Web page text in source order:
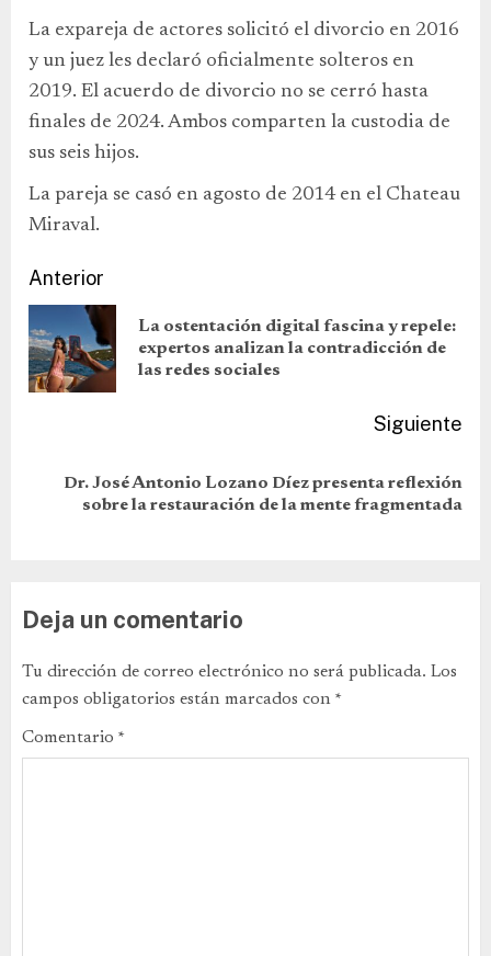
La expareja de actores solicitó el divorcio en 2016
y un juez les declaró oficialmente solteros en
2019. El acuerdo de divorcio no se cerró hasta
finales de 2024. Ambos comparten la custodia de
sus seis hijos.
La pareja se casó en agosto de 2014 en el Chateau
Miraval.
Anterior
La ostentación digital fascina y repele:
expertos analizan la contradicción de
las redes sociales
Siguiente
Dr. José Antonio Lozano Díez presenta reflexión
sobre la restauración de la mente fragmentada
Deja un comentario
Tu dirección de correo electrónico no será publicada. Los
campos obligatorios están marcados con *
Comentario *